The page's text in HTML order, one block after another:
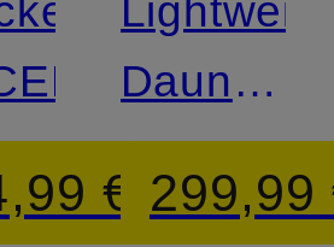
€
SUMMIT
299,99